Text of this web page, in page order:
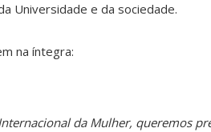
Universidade e da sociedade.
na íntegra:
da Mulher, queremos